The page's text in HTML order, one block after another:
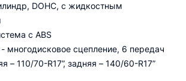
DOHC, с жидкостным
с ABS
многодисковое сцепление, 6 передач
– 110/70-R17”, задняя – 140/60-R17”